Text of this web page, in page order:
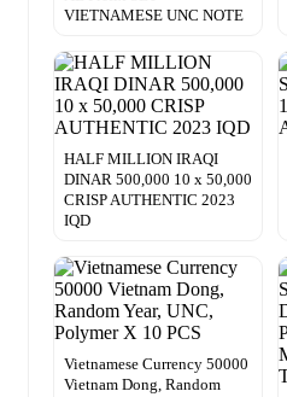
VIETNAMESE UNC NOTE
HALF MILLION IRAQI
DINAR 500,000 10 x 50,000
CRISP AUTHENTIC 2023
IQD
Vietnamese Currency 50000
Vietnam Dong, Random